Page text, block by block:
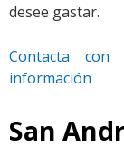
desee gastar.
Contacta
información
San